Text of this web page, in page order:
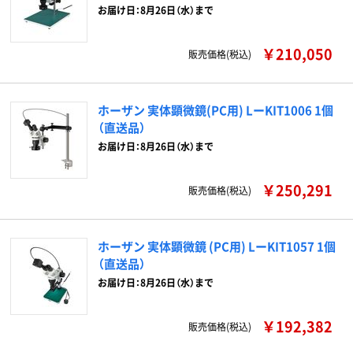
お届け日：8月26日（水）まで
販売価格(税込) ￥210,050
ホーザン 実体顕微鏡(PC用) LーKIT1006 1個
（直送品）
お届け日：8月26日（水）まで
販売価格(税込) ￥250,291
ホーザン 実体顕微鏡 (PC用) LーKIT1057 1個
（直送品）
お届け日：8月26日（水）まで
販売価格(税込) ￥192,382